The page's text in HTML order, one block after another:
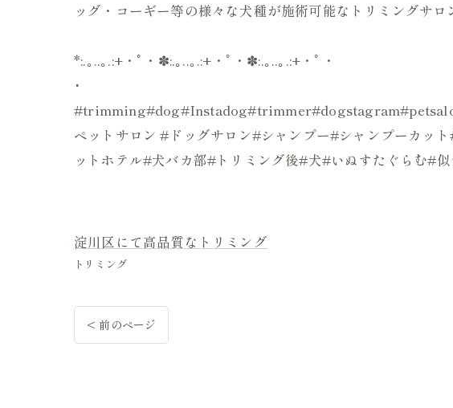
ッグ・コーギー等の様々な犬種が施術可能なトリミングサロ
*:.｡..｡.:+・ﾟ・✽:.｡..｡.:+・ﾟ・✽:.｡..｡.:+・ﾟ・
･
ペットサロン #ドッグサロン#シャンプー#シャンプーカッ
ットホテル#犬バカ部#トリミング後#犬#いぬすたぐらむ#
淀川区にて高品質なトリミング
トリミング
< 前のページ